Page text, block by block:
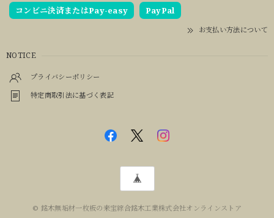
コンビニ決済またはPay-easy PayPal
お支払い方法について
NOTICE
プライバシーポリシー
特定商取引法に基づく表記
© 銘木無垢材一枚板の来宝綜合銘木工業株式会社オンラインストア